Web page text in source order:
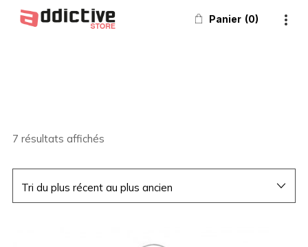
Panier 0
7 résultats affichés